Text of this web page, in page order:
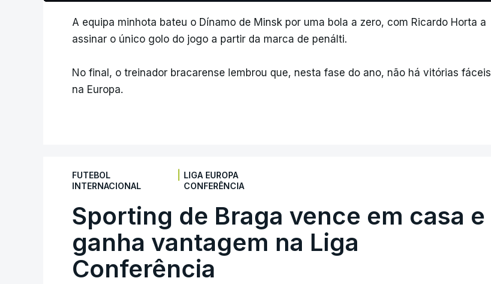
A equipa minhota bateu o Dínamo de Minsk por uma bola a zero, com Ricardo Horta a
assinar o único golo do jogo a partir da marca de penálti.
No final, o treinador bracarense lembrou que, nesta fase do ano, não há vitórias fáceis
na Europa.
FUTEBOL
INTERNACIONAL
LIGA EUROPA
CONFERÊNCIA
Sporting de Braga vence em casa e
ganha vantagem na Liga
Conferência